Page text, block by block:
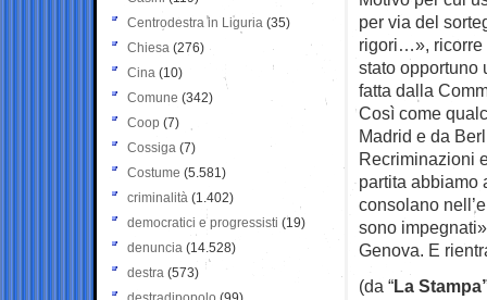
per via del
rigori…», ricorre
stato opportuno
fatta dalla
Così come
Madrid e da
Recriminazioni
partita abbiamo
consolano
sono
Genova. E
(da “La
Centrodestra in Liguria (35)
Chiesa (276)
Cina (10)
Comune (342)
Coop (7)
Cossiga (7)
Costume (5.581)
criminalità (1.402)
democratici e progressisti (19)
denuncia (14.528)
destra (573)